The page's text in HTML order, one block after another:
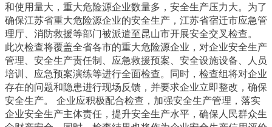
和使用量大，重大危险源企业数量多，安全生产压力大。为了
确保江苏省重大危险源企业的安全生产，江苏省宿迁市应急管
理厅、消防救援等部门被派遣至昆山市开展安全交叉检查。
此次检查将覆盖全省各市的重大危险源企业，对企业安全生产
管理、安全生产责任制、应急救援预案、安全设施设备、人员
培训、应急预案演练等进行全面检查。同时，检查组将对企业
存在的问题和隐患进行现场反馈，并要求企业立即整改，确保
安全生产。 企业应积极配合检查，加强安全生产管理，落实
企业安全生产主体责任，提升安全生产水平，确保人民群众生